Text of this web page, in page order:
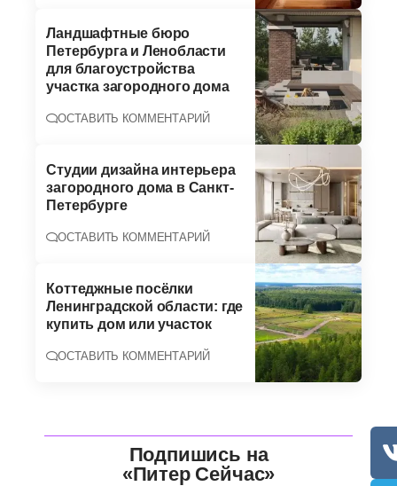
Ландшафтные бюро
Петербурга и Ленобласти
для благоустройства
участка загородного дома
ОСТАВИТЬ КОММЕНТАРИЙ
Студии дизайна интерьера
загородного дома в Санкт-
Петербурге
ОСТАВИТЬ КОММЕНТАРИЙ
Коттеджные посёлки
Ленинградской области: где
купить дом или участок
ОСТАВИТЬ КОММЕНТАРИЙ
Подпишись на
«Питер Сейчас»